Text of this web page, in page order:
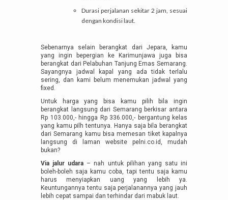
Durasi perjalanan sekitar 2 jam, sesuai
dengan kondisi laut.
Sebenarnya selain berangkat dari Jepara, kamu
yang ingin bepergian ke Karimunjawa juga bisa
berangkat dari Pelabuhan Tanjung Emas Semarang.
Sayangnya jadwal kapal yang ada tidak terlalu
sering, dan kami belum menemukan jadwal yang
fixed.
Untuk harga yang bisa kamu pilih bila ingin
berangkat langsung dari Semarang berkisar antara
Rp 103.000,- hingga Rp 336.000,- bergantung kelas
yang kamu pilh tentunya. Hanya saja bila berangkat
dari Semarang kamu bisa memesan tiket kapalnya
langsung di laman website pelni.co.id, mudah
bukan?
Via jalur udara – nah untuk pilihan yang satu ini
boleh-boleh saja kamu coba, tapi tentu saja kamu
harus menyiapkan uang yang lebih ya.
Keuntungannya tentu saja perjalanannya yang jauh
lebih cepat sampai dan terhindar dari mabuk laut.